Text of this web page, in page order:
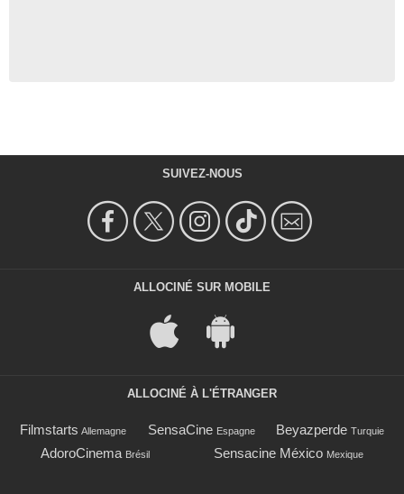
SUIVEZ-NOUS
ALLOCINÉ SUR MOBILE
ALLOCINÉ À L'ÉTRANGER
Filmstarts Allemagne SensaCine Espagne Beyazperde Turquie
AdoroCinema Brésil Sensacine México Mexique